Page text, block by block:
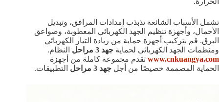
تشمل الأسباب الشائعة تذبذب إمدادات المرافق، وتبديل
الأحمال، وأجهزة تنظيم الجهد الكهربائي المعطوبة، وصواعق
البرق. قم بتركيب أجهزة حماية من زيادة التيار الكهربائي
ومنظمات الجهد الكهربائي لحماية جهد 3 مراحل
النظام.
www.cnkuangya.com تقدم مجموعة كاملة من أجهزة
الحماية المصممة خصيصًا من أجل جهد 3 مراحل التطبيقات.